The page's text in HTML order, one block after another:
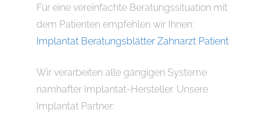
Für eine vereinfachte Beratungssituation mit
dem Patienten empfehlen wir Ihnen:
Implantat Beratungsblätter Zahnarzt Patient
Wir verarbeiten alle gängigen Systeme
namhafter Implantat-Hersteller. Unsere
Implantat Partner: